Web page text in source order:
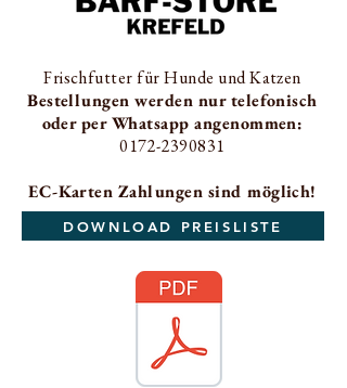
Frischfutter für Hunde und Katzen
Bestellungen werden nur telefonisch
oder per Whatsapp angenommen:
0172-2390831
EC-Karten Zahlungen sind möglich!
DOWNLOAD PREISLISTE